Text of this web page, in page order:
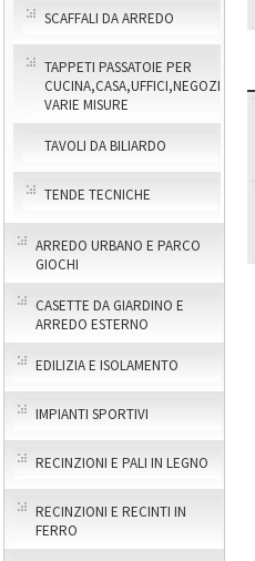
SCAFFALI DA ARREDO
TAPPETI PASSATOIE PER
CUCINA,CASA,UFFICI,NEGOZI
VARIE MISURE
TAVOLI DA BILIARDO
TENDE TECNICHE
ARREDO URBANO E PARCO
GIOCHI
CASETTE DA GIARDINO E
ARREDO ESTERNO
EDILIZIA E ISOLAMENTO
IMPIANTI SPORTIVI
RECINZIONI E PALI IN LEGNO
RECINZIONI E RECINTI IN
FERRO